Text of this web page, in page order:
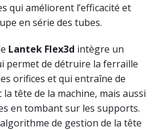
qui améliorent l’efficacité et
en série des tubes.
Lantek Flex3d intègre un
permet de détruire la ferraille
orifices et qui entraîne de
tête de la machine, mais aussi
en tombant sur les supports.
de gestion de la tête